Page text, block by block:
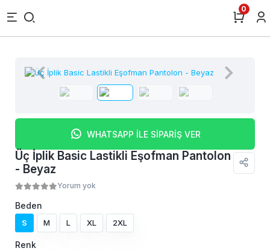
0
WHATSAPP İLE SİPARİŞ VER
Üç İplik Basic Lastikli Eşofman Pantolon
- Beyaz
Yorum yok
Beden
S M L XL 2XL
Renk